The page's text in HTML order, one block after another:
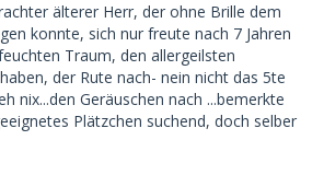
älterer Herr, der ohne Brille dem
konnte, sich nur freute nach 7 Jahren
Traum, den allergeilsten
der Rute nach- nein nicht das 5te
nix...den Geräuschen nach ...bemerkte
Plätzchen suchend, doch selber